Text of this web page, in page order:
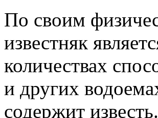
По своим
известняк
количествах
и других
содержит